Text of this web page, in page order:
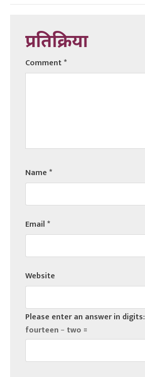
प्रतिक्रिया
Comment*
Name*
Email*
Website
Please enter an answer in digits:
fourteen − two =